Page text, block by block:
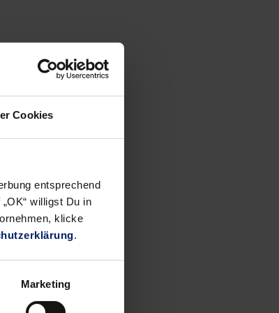
Cookies
entsprechend
willigst Du in
klicke
.
Marketing